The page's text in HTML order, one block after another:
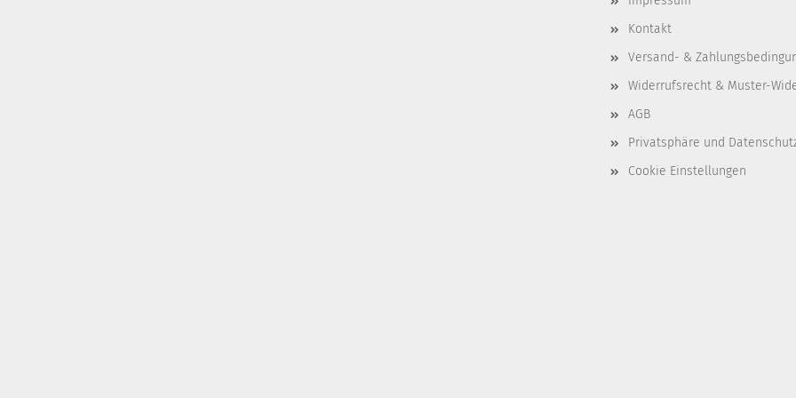
Kontakt
Versand- &
Widerrufsrecht & Muster-
AGB
Privatsphäre und
Cookie Einstellungen